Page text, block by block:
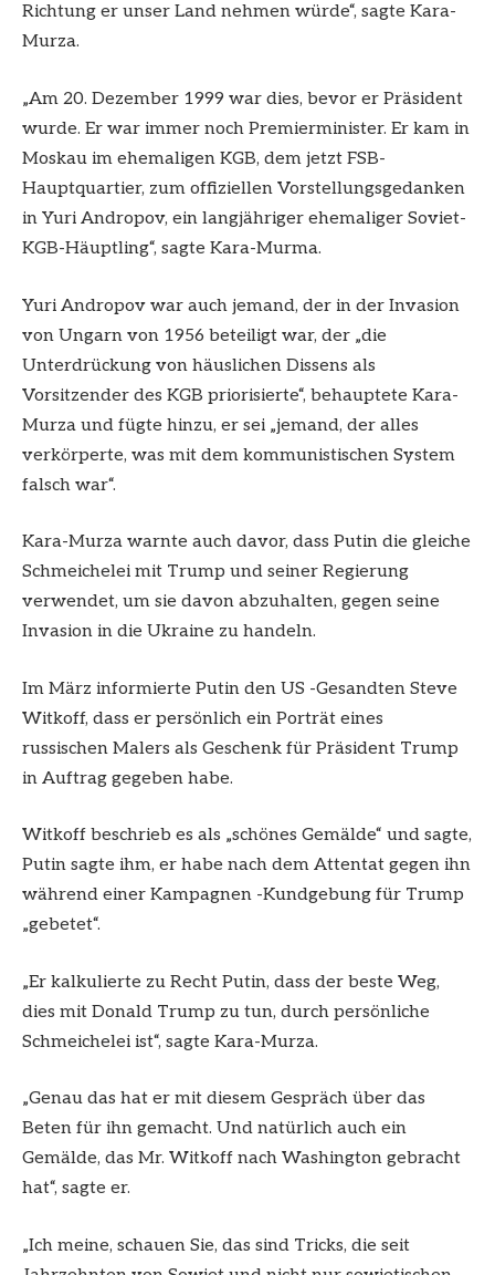
Richtung er unser Land nehmen würde“, sagte Kara-
Murza.
„Am 20. Dezember 1999 war dies, bevor er Präsident
wurde. Er war immer noch Premierminister. Er kam in
Moskau im ehemaligen KGB, dem jetzt FSB-
Hauptquartier, zum offiziellen Vorstellungsgedanken
in Yuri Andropov, ein langjähriger ehemaliger Soviet-
KGB-Häuptling“, sagte Kara-Murma.
Yuri Andropov war auch jemand, der in der Invasion
von Ungarn von 1956 beteiligt war, der „die
Unterdrückung von häuslichen Dissens als
Vorsitzender des KGB priorisierte“, behauptete Kara-
Murza und fügte hinzu, er sei „jemand, der alles
verkörperte, was mit dem kommunistischen System
falsch war“.
Kara-Murza warnte auch davor, dass Putin die gleiche
Schmeichelei mit Trump und seiner Regierung
verwendet, um sie davon abzuhalten, gegen seine
Invasion in die Ukraine zu handeln.
Im März informierte Putin den US -Gesandten Steve
Witkoff, dass er persönlich ein Porträt eines
russischen Malers als Geschenk für Präsident Trump
in Auftrag gegeben habe.
Witkoff beschrieb es als „schönes Gemälde“ und sagte,
Putin sagte ihm, er habe nach dem Attentat gegen ihn
während einer Kampagnen -Kundgebung für Trump
„gebetet“.
„Er kalkulierte zu Recht Putin, dass der beste Weg,
dies mit Donald Trump zu tun, durch persönliche
Schmeichelei ist“, sagte Kara-Murza.
„Genau das hat er mit diesem Gespräch über das
Beten für ihn gemacht. Und natürlich auch ein
Gemälde, das Mr. Witkoff nach Washington gebracht
hat“, sagte er.
„Ich meine, schauen Sie, das sind Tricks, die seit